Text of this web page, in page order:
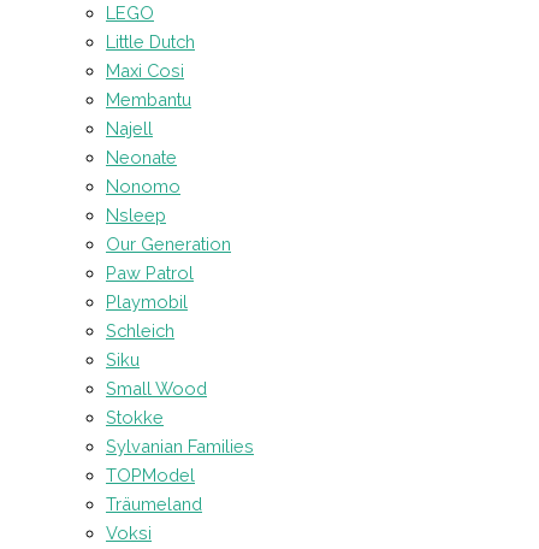
LEGO
Little Dutch
Maxi Cosi
Membantu
Najell
Neonate
Nonomo
Nsleep
Our Generation
Paw Patrol
Playmobil
Schleich
Siku
Small Wood
Stokke
Sylvanian Families
TOPModel
Träumeland
Voksi